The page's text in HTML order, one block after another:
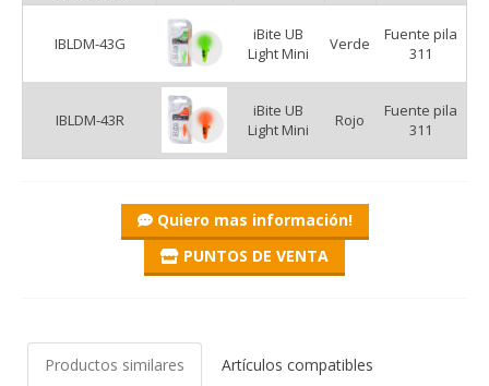
kind of technical innovation in itself. This is true for all products
within the series. All products under the iBite brand are based
on the latest innovations and developments, making the
everyday life of anglers and their time on the water easier and
more interesting.
This series not only offers a practical solution for those who
UB Light Mini is built according to a LED-battery system. Due
to the design of the product, you only have to snap the part
with the plastic popper onto the tip, then turn the battery to
just have to remove the battery from the LED and put it away
separately, it will be used again the next time you go fishing.
IBLDM-43G
iBite UB
Light Mini
Verde
Fuente pila
311
IBLDM-43R
iBite UB
Light Mini
Rojo
Fuente pila
311
Quiero mas información!
PUNTOS DE VENTA
Productos similares Artículos compatibles